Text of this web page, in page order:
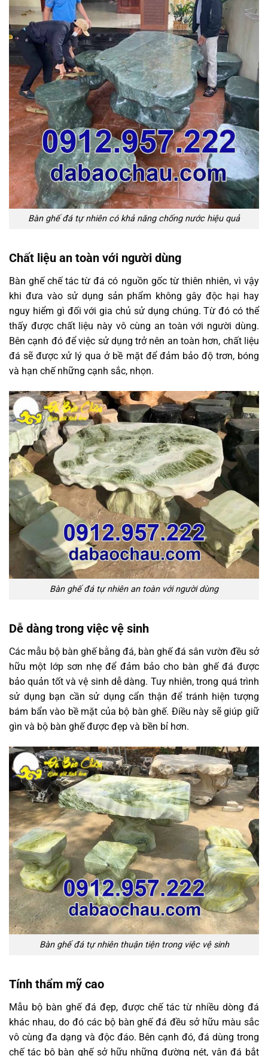
Bàn ghế đá tự nhiên có khả năng chống nước hiệu quả
Chất liệu an toàn với người dùng
Bàn ghế chế tác từ đá có nguồn gốc từ thiên nhiên, vì vậy
khi đưa vào sử dụng sản phẩm không gây độc hại hay
nguy hiểm gì đối với gia chủ sử dụng chúng. Từ đó có thể
thấy được chất liệu này vô cùng an toàn với người dùng.
Bên cạnh đó để việc sử dụng trở nên an toàn hơn, chất liệu
đá sẽ được xử lý qua ở bề mặt để đảm bảo độ trơn, bóng
và hạn chế những cạnh sắc, nhọn.
Bàn ghế đá tự nhiên an toàn với người dùng
Dễ dàng trong việc vệ sinh
Các mẫu bộ bàn ghế bằng đá, bàn ghế đá sân vườn đều sở
hữu một lớp sơn nhẹ để đảm bảo cho bàn ghế đá được
bảo quản tốt và vệ sinh dễ dàng. Tuy nhiên, trong quá trình
sử dụng bạn cần sử dụng cẩn thận để tránh hiện tượng
bám bẩn vào bề mặt của bộ bàn ghế. Điều này sẽ giúp giữ
gìn và bộ bàn ghế được đẹp và bền bỉ hơn.
Bàn ghế đá tự nhiên thuận tiện trong việc vệ sinh
Tính thẩm mỹ cao
Mẫu bộ bàn ghế đá đẹp, được chế tác từ nhiều dòng đá
khác nhau, do đó các bộ bàn ghế đá đều sở hữu màu sắc
vô cùng đa dạng và độc đáo. Bên cạnh đó, đá dùng trong
chế tác bộ bàn ghế sở hữu những đường nét, vân đá bắt